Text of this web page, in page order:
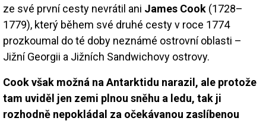
ze své první cesty nevrátil ani James Cook (1728–
1779), který během své druhé cesty v roce 1774
prozkoumal do té doby neznámé ostrovní oblasti –
Jižní Georgii a Jižních Sandwichovy ostrovy.
Cook však možná na Antarktidu narazil, ale protože
tam uviděl jen zemi plnou sněhu a ledu, tak ji
rozhodně nepokládal za očekávanou zaslíbenou